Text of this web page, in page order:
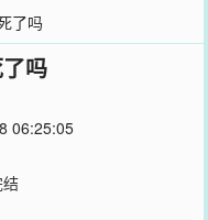
了吗
吗
06:25:05